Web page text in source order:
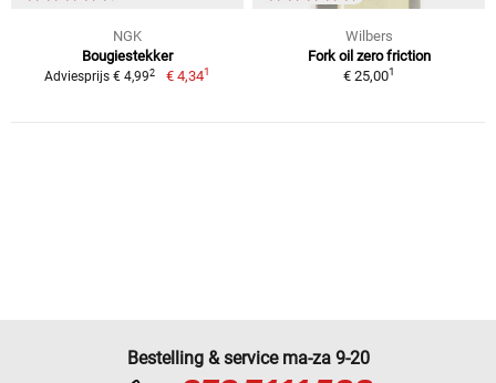
NGK
Bougiestekker
Adviesprijs € 4,992 € 4,341
Wilbers
Fork oil zero friction
€ 25,001
Bestelling & service ma-za 9-20